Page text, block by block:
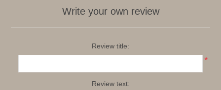
Write your own review
Review title:
*
Review text: